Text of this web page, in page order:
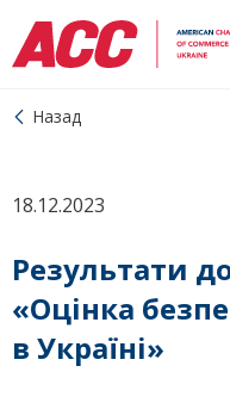
Назад
18.12.2023
Результати
«Оцінка
в Україні»